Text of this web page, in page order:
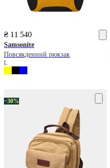
₴ 11 540
Samsonite
Повсякденний рюкзак
L
−30%